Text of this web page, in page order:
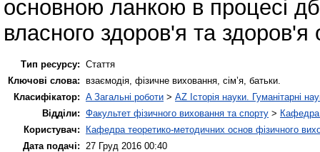
основною ланкою в процесі
власного здоров'я та здоров'я
Тип ресурсу: Стаття
Ключові слова: взаємодія, фізичне виховання, сім’я, батьки.
Класифікатор: A Загальні роботи > AZ Історія науки. Гуманітарні
Відділи: Факультет фізичного виховання та спорту > Кафедра
Користувач:
Кафедра теоретико-методичних основ фізичного
Дата подачі:
27 Груд 2016 00:40